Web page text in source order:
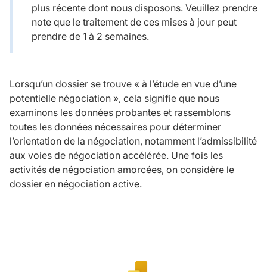
plus récente dont nous disposons. Veuillez prendre
note que le traitement de ces mises à jour peut
prendre de 1 à 2 semaines.
Lorsqu’un dossier se trouve « à l’étude en vue d’une
potentielle négociation », cela signifie que nous
examinons les données probantes et rassemblons
toutes les données nécessaires pour déterminer
l’orientation de la négociation, notamment l’admissibilité
aux voies de négociation accélérée. Une fois les
activités de négociation amorcées, on considère le
dossier en négociation active.